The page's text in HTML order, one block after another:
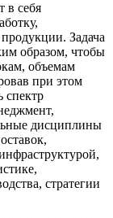
в себя
Задача
образом, чтобы
объемам
при этом
спектр
дисциплины
стратегии